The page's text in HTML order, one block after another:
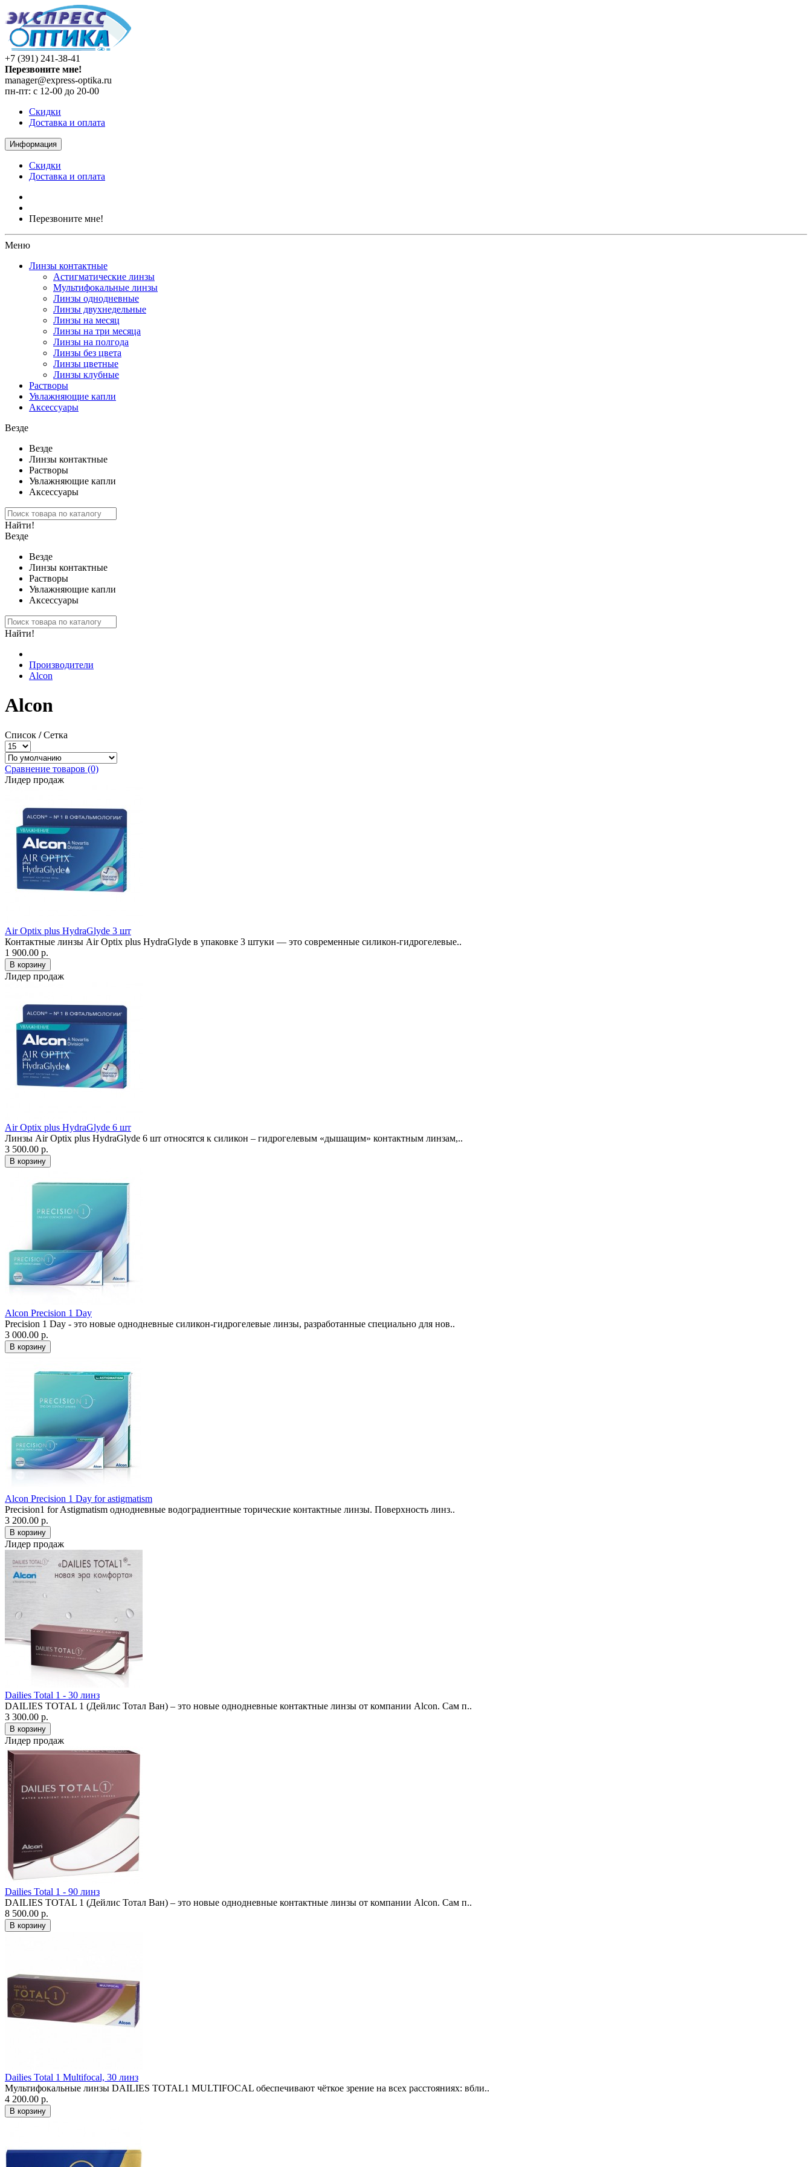
+7 (391) 241-38-41
Перезвоните мне!
manager@express-optika.ru
пн-пт: с 12-00 до 20-00
Скидки
Доставка и оплата
Информация
Скидки
Доставка и оплата
Перезвоните мне!
Меню
Линзы контактные
Астигматические линзы
Мультифокальные линзы
Линзы однодневные
Линзы двухнедельные
Линзы на месяц
Линзы на три месяца
Линзы на полгода
Линзы без цвета
Линзы цветные
Линзы клубные
Растворы
Увлажняющие капли
Аксессуары
Везде
Везде
Линзы контактные
Растворы
Увлажняющие капли
Аксессуары
Найти!
Везде
Везде
Линзы контактные
Растворы
Увлажняющие капли
Аксессуары
Найти!
Производители
Alcon
Alcon
Список / Сетка
Сравнение товаров (0)
Лидер продаж
Air Optix plus HydraGlyde 3 шт
Контактные линзы Air Optix plus HydraGlyde в упаковке 3 штуки — это современные силикон-гидрогелевые..
1 900.00 р.
Лидер продаж
Air Optix plus HydraGlyde 6 шт
Линзы Air Optix plus HydraGlyde 6 шт относятся к силикон – гидрогелевым «дышащим» контактным линзам,..
3 500.00 р.
Alcon Precision 1 Day
Precision 1 Day - это новые однодневные силикон-гидрогелевые линзы, разработанные специально для нов..
3 000.00 р.
Alcon Precision 1 Day for astigmatism
Precision1 for Astigmatism однодневные водоградиентные торические контактные линзы. Поверхность линз..
3 200.00 р.
Лидер продаж
Dailies Total 1 - 30 линз
DAILIES TOTAL 1 (Дейлис Тотал Ван) – это новые однодневные контактные линзы от компании Alcon. Сам п..
3 300.00 р.
Лидер продаж
Dailies Total 1 - 90 линз
DAILIES TOTAL 1 (Дейлис Тотал Ван) – это новые однодневные контактные линзы от компании Alcon. Сам п..
8 500.00 р.
Dailies Total 1 Multifocal, 30 линз
Мультифокальные линзы DAILIES TOTAL1 MULTIFOCAL обеспечивают чёткое зрение на всех расстояниях: вбли..
4 200.00 р.